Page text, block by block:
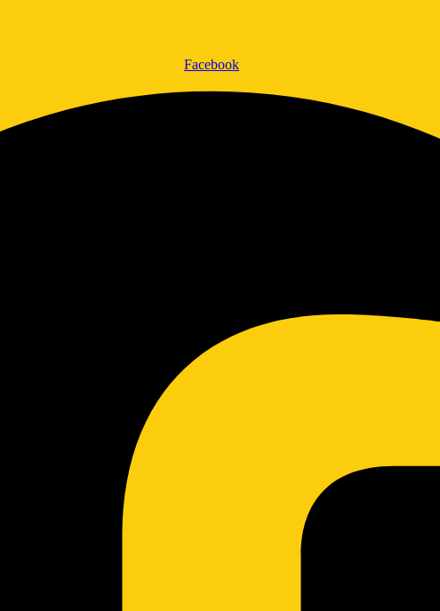
Facebook